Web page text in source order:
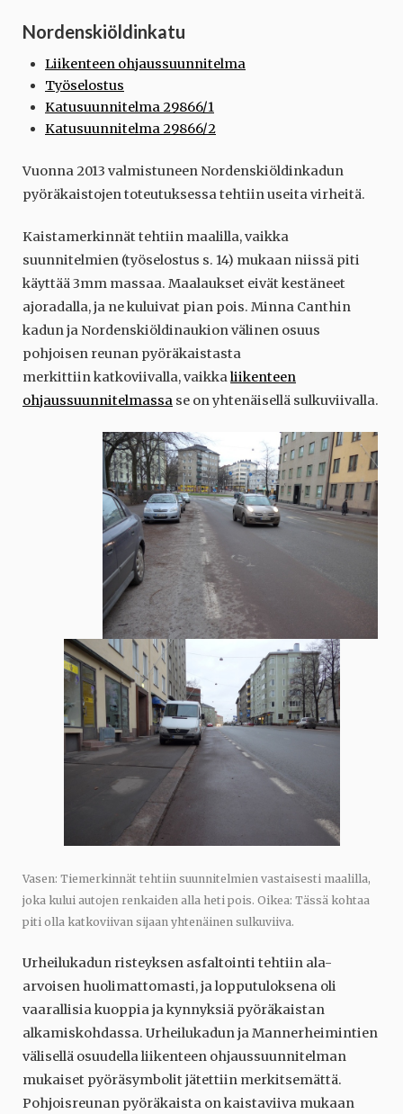
Nordenskiöldinkatu
Liikenteen ohjaussuunnitelma
Työselostus
Katusuunnitelma 29866/1
Katusuunnitelma 29866/2
Vuonna 2013 valmistuneen Nordenskiöldinkadun
pyöräkaistojen toteutuksessa tehtiin useita virheitä.
Kaistamerkinnät tehtiin maalilla, vaikka
suunnitelmien (työselostus s. 14) mukaan niissä piti
käyttää 3mm massaa. Maalaukset eivät kestäneet
ajoradalla, ja ne kuluivat pian pois. Minna Canthin
kadun ja Nordenskiöldinaukion välinen osuus
pohjoisen reunan pyöräkaistasta
merkittiin katkoviivalla, vaikkaliikenteen
ohjaussuunnitelmassa se on yhtenäisellä sulkuviivalla.
Vasen: Tiemerkinnät tehtiin suunnitelmien vastaisesti maalilla,
joka kului autojen renkaiden alla heti pois. Oikea: Tässä kohtaa
piti olla katkoviivan sijaan yhtenäinen sulkuviiva.
Urheilukadun risteyksen asfaltointi tehtiin ala-
arvoisen huolimattomasti, ja lopputuloksena oli
vaarallisia kuoppia ja kynnyksiä pyöräkaistan
alkamiskohdassa. Urheilukadun ja Mannerheimintien
välisellä osuudella liikenteen ohjaussuunnitelman
mukaiset pyöräsymbolit jätettiin merkitsemättä.
Pohjoisreunan pyöräkaista on kaistaviiva mukaan